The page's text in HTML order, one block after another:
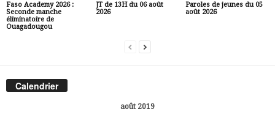
Faso Academy 2026 :
Seconde manche
éliminatoire de
Ouagadougou
JT de 13H du 06 août
2026
Paroles de jeunes du 05
août 2026
Calendrier
août 2019